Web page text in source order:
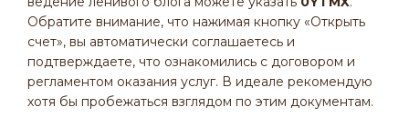
Обратите внимание, что нажимая кнопку «Открыть
счет», вы автоматически соглашаетесь и
подтверждаете, что ознакомились с договором и
регламентом оказания услуг. В идеале рекомендую
хотя бы пробежаться взглядом по этим документам.